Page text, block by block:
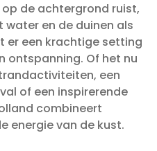
de achtergrond ruist,
water en de duinen als
er een krachtige setting
ontspanning. Of het nu
een
of een inspirerende
combineert
energie van de kust.